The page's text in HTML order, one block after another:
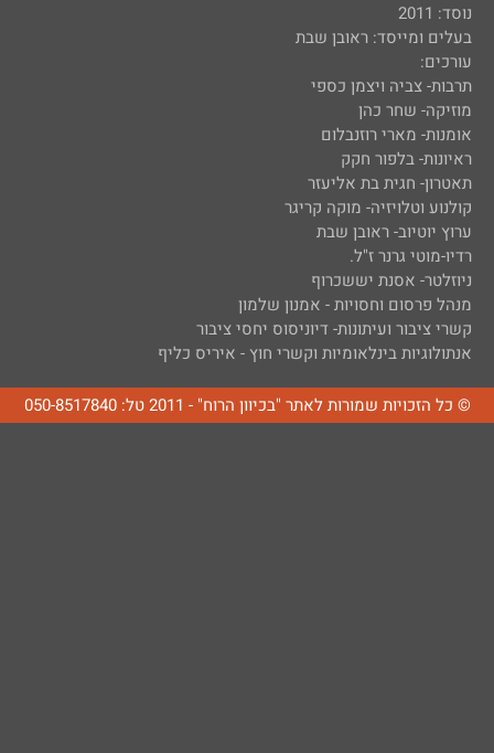
נוסד: 2011
בעלים ומייסד: ראובן שבת
עורכים:
תרבות- צביה ויצמן כספי
מוזיקה- שחר כהן
אומנות- מארי רוזנבלום
ראיונות- בלפור חקק
תאטרון- חגית בת אליעזר
קולנוע וטלויזיה- מוקה קריגר
ערוץ יוטיוב- ראובן שבת
רדיו-מוטי גרנר ז"ל.
ניוזלטר- אסנת יששכרוף
מנהל פרסום וחסויות - אמנון שלמון
קשרי ציבור ועיתונות- דיוניסוס יחסי ציבור
אנתולוגיות בינלאומיות וקשרי חוץ - איריס כליף
© כל הזכויות שמורות לאתר "בכיוון הרוח" - 2011 טל: 050-8517840